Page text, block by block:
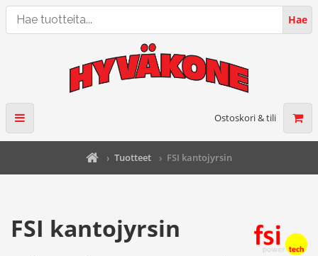
Hae
Hae
Ostoskori & tili
› Tuotteet › FSI kantojyrsin
FSI kantojyrsin